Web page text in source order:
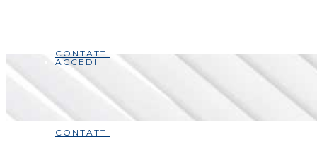
CONTATTI
ACCEDI
CONTATTI